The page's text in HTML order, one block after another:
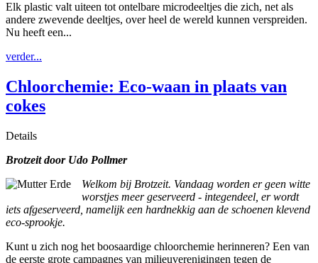
Elk plastic valt uiteen tot ontelbare microdeeltjes die zich, net als
andere zwevende deeltjes, over heel de wereld kunnen verspreiden.
Nu heeft een...
verder...
Chloorchemie: Eco-waan in plaats van
cokes
Details
Brotzeit door Udo Pollmer
Welkom bij Brotzeit. Vandaag worden er geen witte
worstjes meer geserveerd - integendeel, er wordt
iets afgeserveerd, namelijk een hardnekkig aan de schoenen klevend
eco-sprookje.
Kunt u zich nog het boosaardige chloorchemie herinneren? Een van
de eerste grote campagnes van milieuverenigingen tegen de